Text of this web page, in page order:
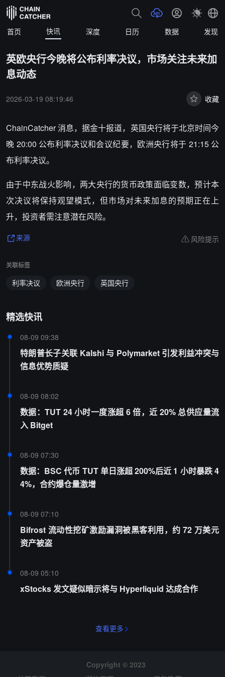
首页 快讯 深度 日历 数据 发现
英欧央行今晚将公布利率决议，市场关注未来加
息动态
2026-03-19 08:19:46 收藏
ChainCatcher 消息，据金十报道，英国央行将于北京时间今
晚 20:00 公布利率决议和会议纪要，欧洲央行将于 21:15 公
布利率决议。
由于中东战火影响，两大央行的货币政策面临变数，预计本
次决议将保持观望模式，但市场对未来加息的预期正在上
升，投资者需注意潜在风险。
来源 风险提示
关联标签
利率决议 欧洲央行 英国央行
精选快讯
08-09 09:38
特朗普长子关联 Kalshi 与 Polymarket 引发利益冲突与
信息优势质疑
08-09 08:02
数据：TUT 24 小时一度涨超 6 倍，近 20% 总供应量流
入 Bitget
08-09 07:30
数据：BSC 代币 TUT 单日涨超 200%后近 1 小时暴跌 4
4%，合约爆仓量激增
08-09 07:10
Bifrost 流动性挖矿激励漏洞被黑客利用，约 72 万美元
资产被盗
08-09 05:10
xStocks 发文疑似暗示将与 Hyperliquid 达成合作
查看更多
Copyright © 2023